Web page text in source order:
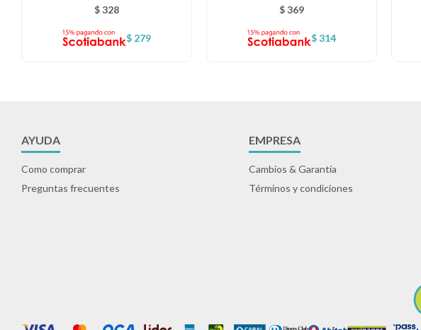
$328
$ 279
$369
$314
AYUDA
Como comprar
Preguntas frecuentes
EMPRESA
Cambios & Garantía
Términos y condiciones